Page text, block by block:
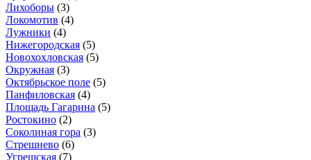
Лихоборы (3)
Локомотив (4)
Лужники (4)
Нижегородская (5)
Новохохловская (5)
Окружная (3)
Октябрьское поле (5)
Панфиловская (4)
Площадь Гагарина (5)
Ростокино (2)
Соколиная гора (3)
Стрешнево (6)
Угрешская (7)